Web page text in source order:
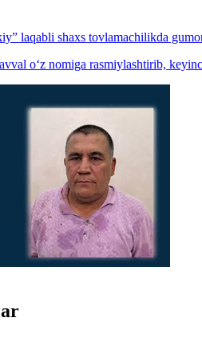
laqabli shaxs tovlamachilikda
o‘z nomiga rasmiylashtirib,